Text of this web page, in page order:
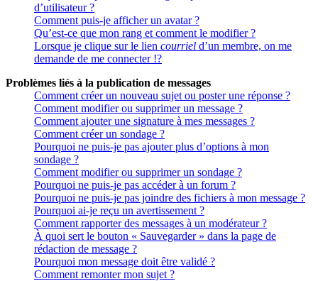
d’utilisateur ?
Comment puis-je afficher un avatar ?
Qu’est-ce que mon rang et comment le modifier ?
Lorsque je clique sur le lien courriel d’un membre, on me
demande de me connecter !?
Problèmes liés à la publication de messages
Comment créer un nouveau sujet ou poster une réponse ?
Comment modifier ou supprimer un message ?
Comment ajouter une signature à mes messages ?
Comment créer un sondage ?
Pourquoi ne puis-je pas ajouter plus d’options à mon
sondage ?
Comment modifier ou supprimer un sondage ?
Pourquoi ne puis-je pas accéder à un forum ?
Pourquoi ne puis-je pas joindre des fichiers à mon message ?
Pourquoi ai-je reçu un avertissement ?
Comment rapporter des messages à un modérateur ?
À quoi sert le bouton « Sauvegarder » dans la page de
rédaction de message ?
Pourquoi mon message doit être validé ?
Comment remonter mon sujet ?